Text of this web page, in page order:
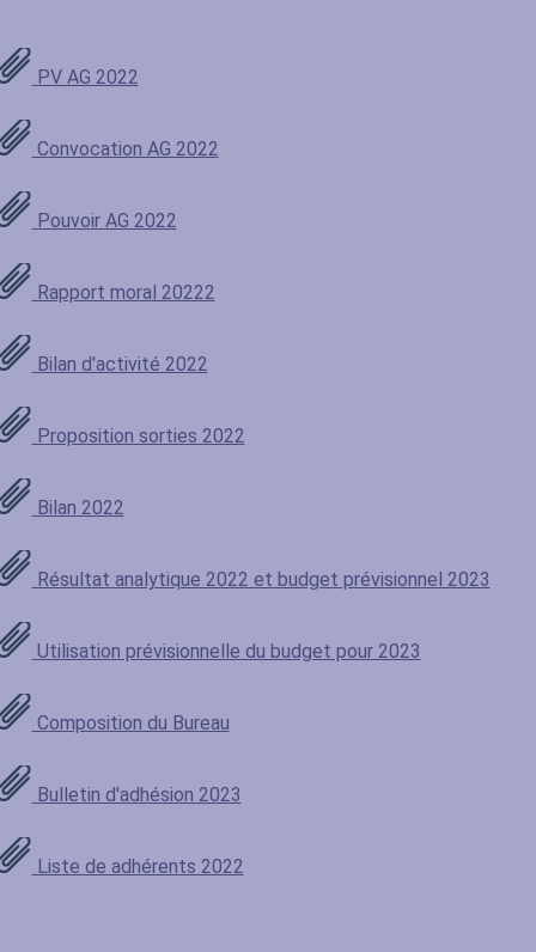
PV AG 2022
Convocation AG 2022
Pouvoir AG 2022
Rapport moral 20222
Bilan d'activité 2022
Proposition sorties 2022
Bilan 2022
Résultat analytique 2022 et budget prévisionnel 2023
Utilisation prévisionnelle du budget pour 2023
Composition du Bureau
Bulletin d'adhésion 2023
Liste de adhérents 2022